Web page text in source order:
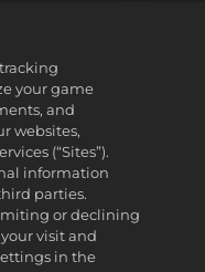
of delen
your game
and
websites,
(“Sites”).
information
parties.
or declining
visit and
in the